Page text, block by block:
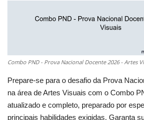
Combo PND - Prova Nacional Docente 2026 - Artes
Prepare-se para o desafio da Prova
na área de Artes Visuais com o Combo
atualizado e completo, preparado por
principais habilidades exigidas. Garanta